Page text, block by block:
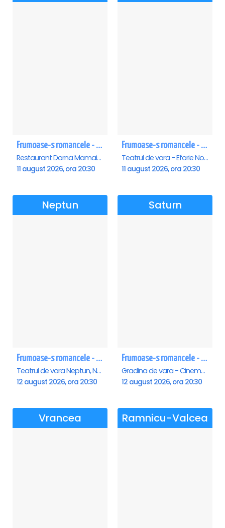
Frumoase-s romancele - Mamaia
Restaurant Dorna Mamaia, Mamaia
11 august 2026, ora 20:30
Frumoase-s romancele - Eforie Nord
Teatrul de vara - Eforie Nord, Eforie-Nord
11 august 2026, ora 20:30
Neptun
Frumoase-s romancele - Neptun
Teatrul de vara Neptun, Neptun
12 august 2026, ora 20:30
Saturn
Frumoase-s romancele - Saturn
Gradina de vara - Cinema Saturn, Saturn
12 august 2026, ora 20:30
Vrancea Ramnicu-Valcea